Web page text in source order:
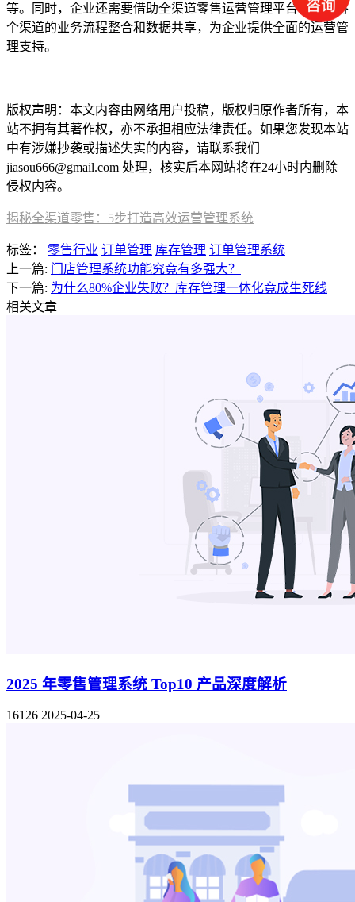
等。同时，企业还需要借助全渠道零售运营管理平台，实现各
个渠道的业务流程整合和数据共享，为企业提供全面的运营管
理支持。
版权声明：本文内容由网络用户投稿，版权归原作者所有，本
站不拥有其著作权，亦不承担相应法律责任。如果您发现本站
中有涉嫌抄袭或描述失实的内容，请联系我们
jiasou666@gmail.com 处理，核实后本网站将在24小时内删除
侵权内容。
揭秘全渠道零售：5步打造高效运营管理系统
标签： 零售行业 订单管理 库存管理 订单管理系统
上一篇: 门店管理系统功能究竟有多强大？
下一篇: 为什么80%企业失败？库存管理一体化竟成生死线
相关文章
2025 年零售管理系统 Top10 产品深度解析
16126 2025-04-25